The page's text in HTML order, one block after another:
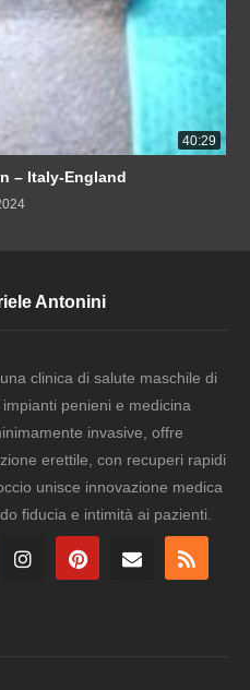
40:29
– Italy-England
Antonini
clinica di salute maschile di
penieni e medicina
invasive, offre
erettile, con recuperi rapidi
unisce innovazione medica
fiducia e intimità ai pazienti.